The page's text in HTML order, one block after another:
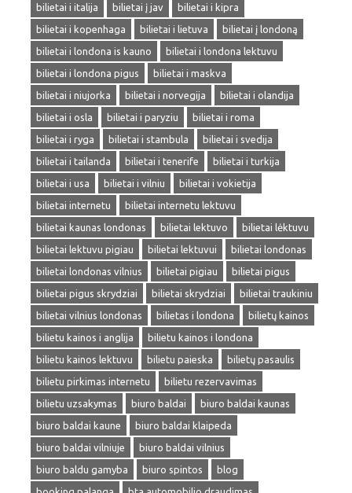
bilietai i italija
bilietai į jav
bilietai i kipra
bilietai i kopenhaga
bilietai i lietuva
bilietai į londoną
bilietai i londona is kauno
bilietai i londona lektuvu
bilietai i londona pigus
bilietai i maskva
bilietai i niujorka
bilietai i norvegija
bilietai i olandija
bilietai i osla
bilietai i paryziu
bilietai i roma
bilietai i ryga
bilietai i stambula
bilietai i svedija
bilietai i tailanda
bilietai i tenerife
bilietai i turkija
bilietai i usa
bilietai i vilniu
bilietai i vokietija
bilietai internetu
bilietai internetu lektuvu
bilietai kaunas londonas
bilietai lektuvo
bilietai lėktuvu
bilietai lektuvu pigiau
bilietai lektuvui
bilietai londonas
bilietai londonas vilnius
bilietai pigiau
bilietai pigus
bilietai pigus skrydziai
bilietai skrydziai
bilietai traukiniu
bilietai vilnius londonas
bilietas i londona
bilietų kainos
bilietu kainos i anglija
bilietu kainos i londona
bilietu kainos lektuvu
bilietu paieska
bilietų pasaulis
bilietu pirkimas internetu
bilietu rezervavimas
bilietu uzsakymas
biuro baldai
biuro baldai kaunas
biuro baldai kaune
biuro baldai klaipeda
biuro baldai vilniuje
biuro baldai vilnius
biuro baldu gamyba
biuro spintos
blog